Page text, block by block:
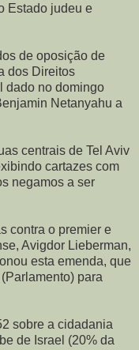
Estado judeu e
de oposição de
dos Direitos
dado no domingo
Netanyahu a
centrais de Tel Aviv
cartazes com
negamos a ser
contra o premier e
Avigdor Lieberman,
esta emenda, que
para
sobre a cidadania
de Israel (20% da